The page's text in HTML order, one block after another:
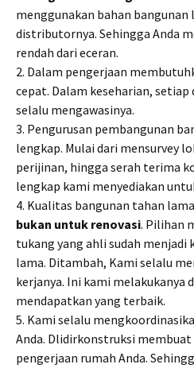
menggunakan bahan bangunan
distributornya. Sehingga Anda
rendah dari eceran.
2. Dalam pengerjaan
cepat. Dalam keseharian,
selalu mengawasinya.
3. Pengurusan pembangunan
lengkap. Mulai dari mensurvey
perijinan, hingga serah terima
lengkap kami menyediakan
4. Kualitas bangunan tahan
bukan untuk renovasi. Pilihan
tukang yang ahli sudah menjadi
lama. Ditambah, Kami selalu
kerjanya. Ini kami melakukanya
mendapatkan yang terbaik.
5. Kami selalu
Anda. Dlidirkonstruksi
pengerjaan rumah Anda.